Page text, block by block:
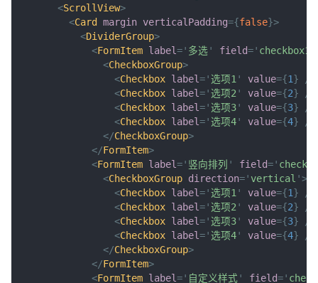
<ScrollView>
<Card margin verticalPadding={false}>
<DividerGroup>
<FormItem label=' 多选 ' field=' checkbox1
<CheckboxGroup>
<Checkbox label='选项1 ' value={1}
/>
<Checkbox label='选项2 ' value={2}
/>
<Checkbox label='选项3' value={3}
/>
<Checkbox label='选项4' value={4}
/>
</CheckboxGroup>
</FormItem>
<FormItem label=' 竖向排列 ' field='
<CheckboxGroup direction=' vertical '>
<Checkbox label='选项1 ' value={1}
/>
<Checkbox label='选项2 ' value={2}
/>
<Checkbox label='选项3' value={3}
/>
<Checkbox label='选项4' value={4}
/>
</CheckboxGroup>
</FormItem>
<FormItem label=' 自定义样式' field='